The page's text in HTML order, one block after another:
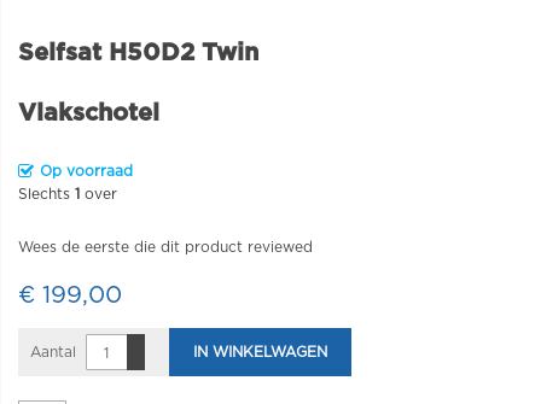
Selfsat H50D2 Twin
Vlakschotel
Op voorraad
Slechts 1 over
Wees de eerste die dit product reviewed
€ 199,00
Aantal IN WINKELWAGEN